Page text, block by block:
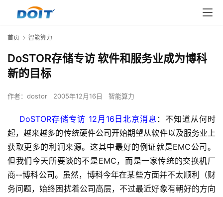
首页 智能算力
DoSTOR存储专访 软件和服务业成为博科
新的目标
作者： dostor 2005年12月16日 智能算力
DoSTOR存储专访 12月16日北京消息 ： 不知道从何时
起，越来越多的传统硬件公司开始期望从软件以及服务业上
获取更多的利润来源。这其中最好的例证就是EMC公司。
但我们今天所要谈的不是EMC，而是一家传统的交换机厂
商--博科公司。虽然，博科今年在某些方面并不太顺利（财
务问题，始终困扰着公司高层，不过最近好象有朝好的方向